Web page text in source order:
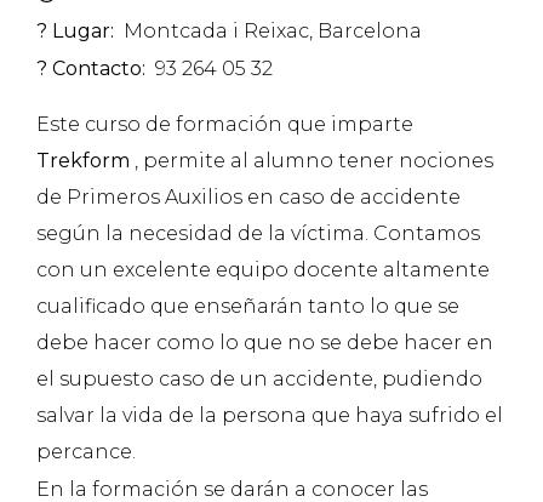
? Lugar: Montcada i Reixac, Barcelona
? Contacto: 93 264 05 32
Este curso de formación que imparte
Trekform
, permite al alumno tener nociones
de Primeros Auxilios en caso de accidente
según la necesidad de la víctima. Contamos
con un excelente equipo docente altamente
cualificado que enseñarán tanto lo que se
debe hacer como lo que no se debe hacer en
el supuesto caso de un accidente, pudiendo
salvar la vida de la persona que haya sufrido el
percance.
En la formación se darán a conocer las